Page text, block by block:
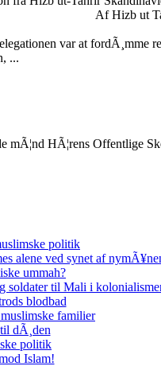
Af Hizb ut
var at fordÃ¸mme
...
HÃ¦rens Offentlige
politik
alene ved synet af
ummah?
soldater til Mali i
blodbad
familier
dÃ¸den
politik
Islam!